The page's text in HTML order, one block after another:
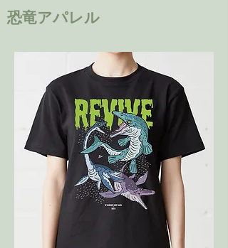
恐竜アパレル